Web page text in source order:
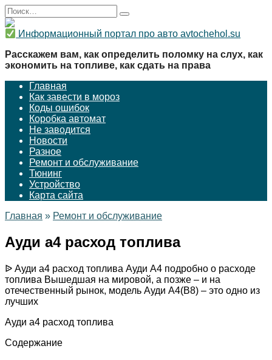
Перейти
к
содержанию
Search
for:
Информационный портал про авто avtochehol.su
Расскажем вам, как определить поломку на слух, как
экономить на топливе, как сдать на права
Главная
Как завести в мороз
Коды ошибок
Коробка автомат
Не заводится
Новости
Разное
Ремонт и обслуживание
Тюнинг
Устройство
Карта сайта
Главная » Ремонт и обслуживание
Ауди а4 расход топлива
ᐉ Ауди а4 расход топлива Ауди А4 подробно о расходе
топлива Вышедшая на мировой, а позже – и на
отечественный рынок, модель Ауди А4(B8) – это одно из
лучших
Ауди а4 расход топлива
Содержание